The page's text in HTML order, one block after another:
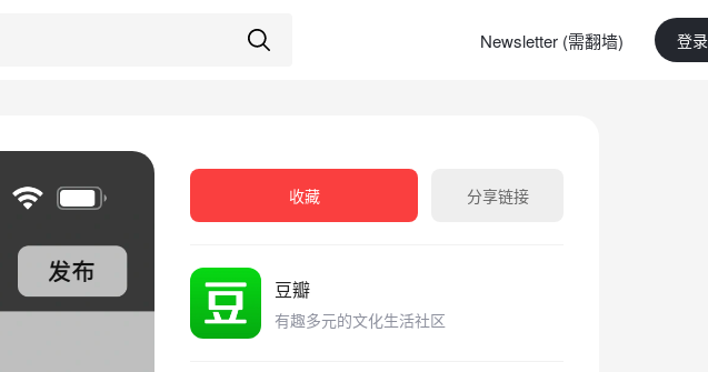
Newsletter (需翻墙) 登
收藏 分享链接
豆瓣
有趣多元的文化生活社区